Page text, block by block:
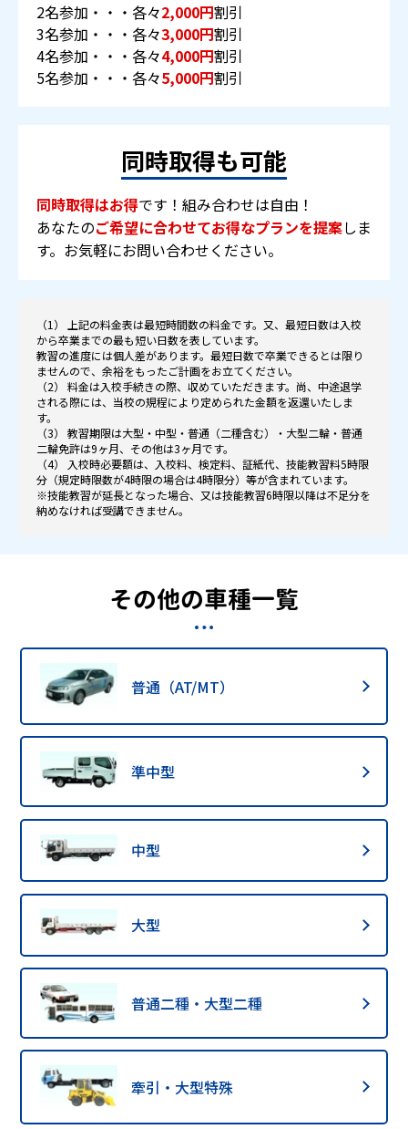
2名参加・・・各々2,000円割引
3名参加・・・各々3,000円割引
4名参加・・・各々4,000円割引
5名参加・・・各々5,000円割引
同時取得も可能
同時取得はお得です！組み合わせは自由！
あなたのご希望に合わせてお得なプランを提案しま
す。お気軽にお問い合わせください。
（1） 上記の料金表は最短時間数の料金です。又、最短日数は入校
から卒業までの最も短い日数を表しています。
教習の進度には個人差があります。最短日数で卒業できるとは限り
ませんので、余裕をもったご計画をお立てください。
（2） 料金は入校手続きの際、収めていただきます。尚、中途退学
される際には、当校の規程により定められた金額を返還いたしま
す。
（3） 教習期限は大型・中型・普通（二種含む）・大型二輪・普通
二輪免許は9ヶ月、その他は3ヶ月です。
（4） 入校時必要額は、入校料、検定料、証紙代、技能教習料5時限
分（規定時限数が4時限の場合は4時限分）等が含まれています。
※技能教習が延長となった場合、又は技能教習6時限以降は不足分を
納めなければ受講できません。
その他の車種一覧
普通（AT/MT）
準中型
中型
大型
普通二種・大型二種
牽引・大型特殊